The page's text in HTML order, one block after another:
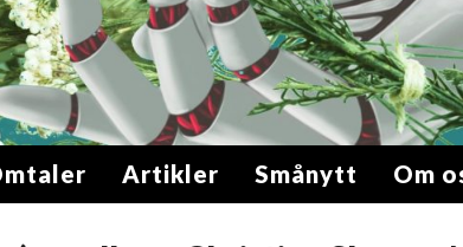
Artikler Smånytt Om